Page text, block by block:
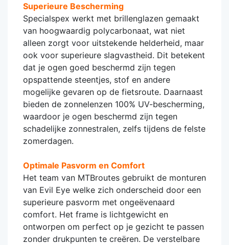
Superieure Bescherming
Specialspex werkt met brillenglazen gemaakt
van hoogwaardig polycarbonaat, wat niet
alleen zorgt voor uitstekende helderheid, maar
ook voor superieure slagvastheid. Dit betekent
dat je ogen goed beschermd zijn tegen
opspattende steentjes, stof en andere
mogelijke gevaren op de fietsroute. Daarnaast
bieden de zonnelenzen 100% UV-bescherming,
waardoor je ogen beschermd zijn tegen
schadelijke zonnestralen, zelfs tijdens de felste
zomerdagen.
Optimale Pasvorm en Comfort
Het team van MTBroutes gebruikt de monturen
van Evil Eye welke zich onderscheid door een
superieure pasvorm met ongeëvenaard
comfort. Het frame is lichtgewicht en
ontworpen om perfect op je gezicht te passen
zonder drukpunten te creëren. De verstelbare